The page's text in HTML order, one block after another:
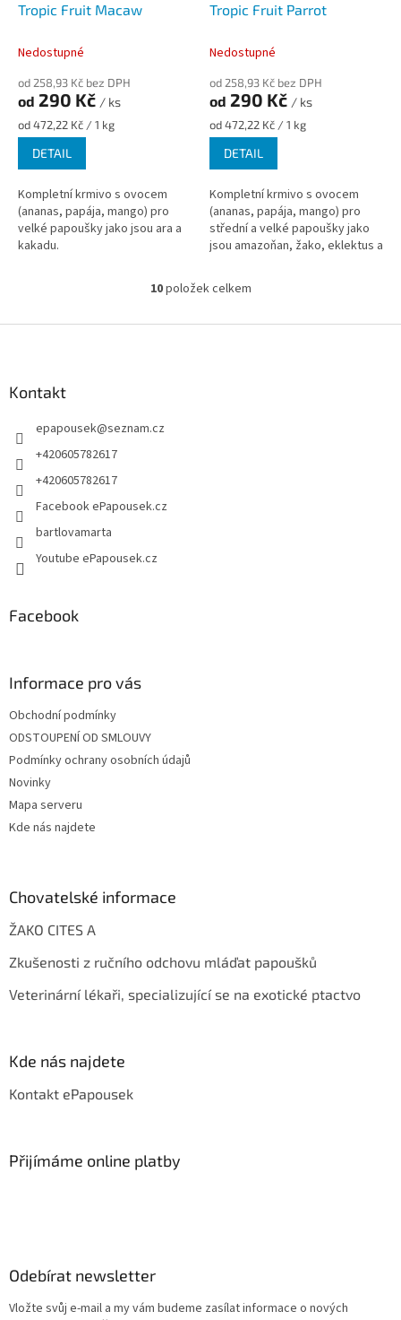
Tropic Fruit Macaw
Nedostupné
od 258,93 Kč bez DPH
od 290 Kč / ks
Měrná
cena:
od 472,22 Kč / 1 kg
DETAIL
Kompletní krmivo s ovocem
(ananas, papája, mango) pro
velké papoušky jako jsou ara a
kakadu.
Tropic Fruit Parrot
Nedostupné
od 258,93 Kč bez DPH
od 290 Kč / ks
Měrná
cena:
od 472,22 Kč / 1 kg
DETAIL
Kompletní krmivo s ovocem
(ananas, papája, mango) pro
střední a velké papoušky jako
jsou amazoňan, žako, eklektus a
O
l
10položek celkem
Kontakt
epapousek@seznam.cz
+420605782617
+420605782617
Facebook ePapousek.cz
bartlovamarta
Youtube ePapousek.cz
Facebook
Informace pro vás
Obchodní podmínky
ODSTOUPENÍ OD SMLOUVY
Podmínky ochrany osobních údajů
Novinky
Mapa serveru
Kde nás najdete
Chovatelské informace
ŽAKO CITES A
Zkušenosti z ručního odchovu mláďat papoušků
Veterinární lékaři, specializující se na exotické ptactvo
Kde nás najdete
Kontakt ePapousek
Přijímáme online platby
Odebírat newsletter
Vložte svůj e-mail a my vám budeme zasílat informace o nových